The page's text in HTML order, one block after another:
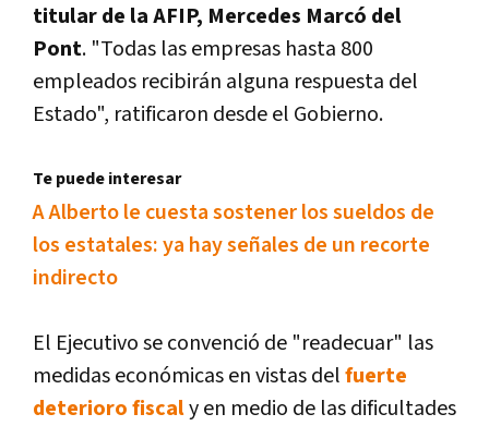
titular de la AFIP, Mercedes Marcó del
Pont. "Todas las empresas hasta 800
empleados recibirán alguna respuesta del
Estado", ratificaron desde el Gobierno.
Te puede interesar
A Alberto le cuesta sostener los sueldos de
los estatales: ya hay señales de un recorte
indirecto
El Ejecutivo se convenció de "readecuar" las
medidas económicas en vistas delfuerte
deterioro fiscaly en medio de las dificultades